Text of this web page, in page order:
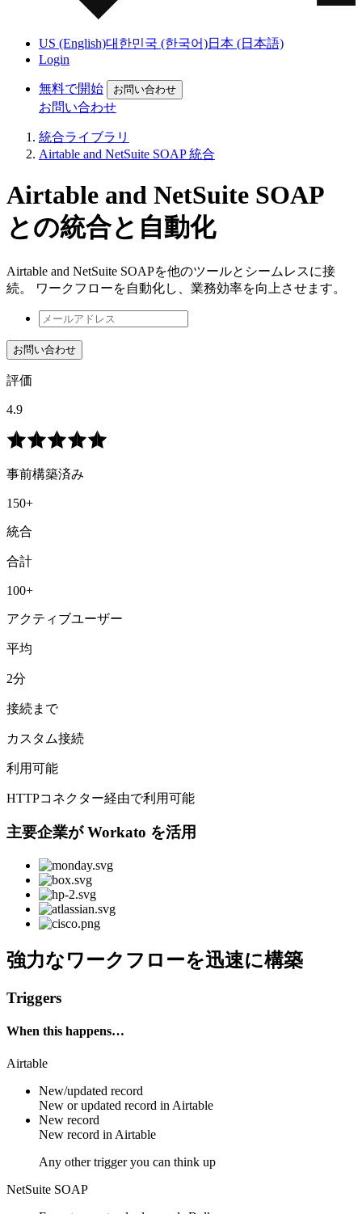
US (English)대한민국 (한국어)日本 (日本語)
Login
無料で開始 お問い合わせ
お問い合わせ
統合ライブラリ
Airtable and NetSuite SOAP 統合
Airtable and NetSuite SOAP
との統合と自動化
Airtable and NetSuite SOAPを他のツールとシームレスに接
続。 ワークフローを自動化し、業務効率を向上させます。
お問い合わせ
評価
4.9
事前構築済み
150+
統合
合計
100+
アクティブユーザー
平均
2分
接続まで
カスタム接続
利用可能
HTTPコネクター経由で利用可能
主要企業が Workato を活用
強力なワークフローを迅速に構築
Triggers
When this happens…
Airtable
New/updated record
New or updated record in Airtable
New record
New record in Airtable
Any other trigger you can think up
NetSuite SOAP